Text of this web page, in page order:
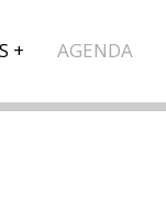
AGENDA